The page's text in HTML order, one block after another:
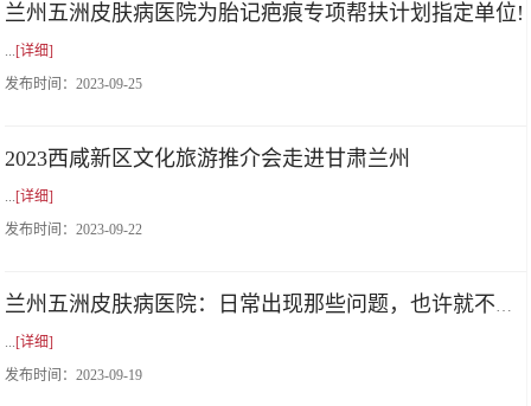
兰州五洲皮肤病医院为胎记疤痕专项帮扶计划指定单位!
...[详细]
发布时间：2023-09-25
2023西咸新区文化旅游推介会走进甘肃兰州
...[详细]
发布时间：2023-09-22
...[详细]
发布时间：2023-09-19